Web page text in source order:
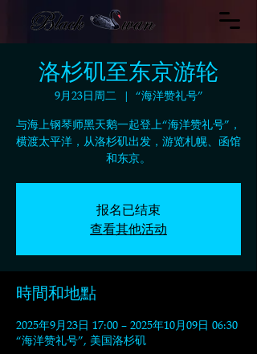
洛杉矶至东京游轮
9月23日周二
  |
“海洋赞礼号”
与海上钢琴师黑天鹅一起登上“海洋赞礼号”，
横渡太平洋，从洛杉矶出发，游览札幌、函馆
和东京。
报名已结束
查看其他活动
時間和地點
2025年9月23日 17:00 – 2025年10月09日 06:30
“海洋赞礼号”, 美国洛杉矶